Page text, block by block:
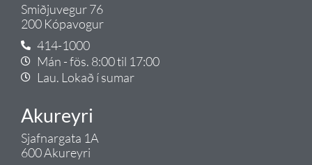
Smiðjuvegur 76
200 Kópavogur
414-1000
Mán - fös. 8:00 til 17:00
Lau. Lokað í sumar
Akureyri
Sjafnargata 1A
600 Akureyri